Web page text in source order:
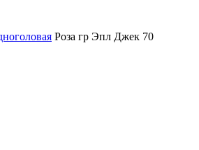
Роза гр Эпл Джек 70